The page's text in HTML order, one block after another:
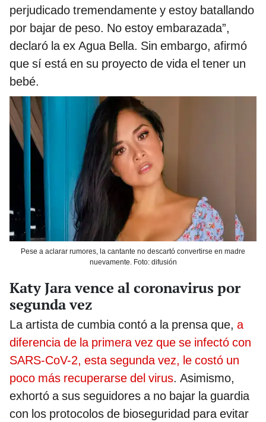
perjudicado tremendamente y estoy batallando
por bajar de peso. No estoy embarazada”,
declaró la ex Agua Bella. Sin embargo, afirmó
que sí está en su proyecto de vida el tener un
bebé.
Pese a aclarar rumores, la cantante no descartó convertirse en madre
nuevamente. Foto: difusión
Katy Jara vence al coronavirus por
segunda vez
La artista de cumbia contó a la prensa que, a
diferencia de la primera vez que se infectó con
SARS-CoV-2, esta segunda vez, le costó un
poco más recuperarse del virus. Asimismo,
exhortó a sus seguidores a no bajar la guardia
con los protocolos de bioseguridad para evitar